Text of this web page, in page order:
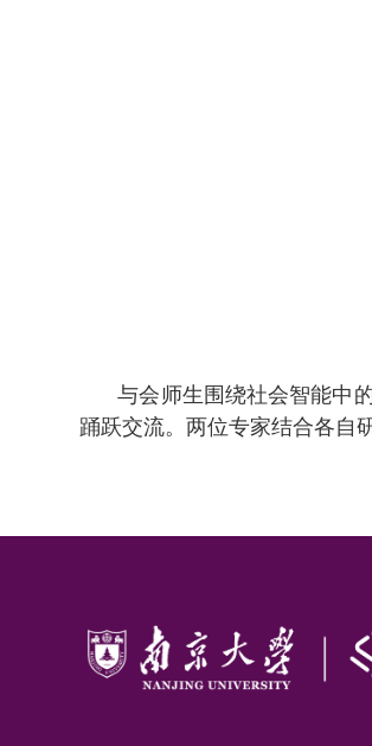
与会师生围绕社会智能中
踊跃交流。两位专家结合各自